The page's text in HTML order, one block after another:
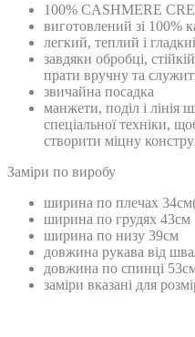
100% CASHMERE
виготовлений зі 100%
легкий, теплий і
завдяки обробці,
прати вручну та
звичайна посадка
манжети, поділ і лінія
спеціальної техніки,
створити міцну
Замiри по виробу
ширина по плечах
ширина по грудях 43см
ширина по низу 39см
довжина рукава від
довжина по спинці
заміри вказані для